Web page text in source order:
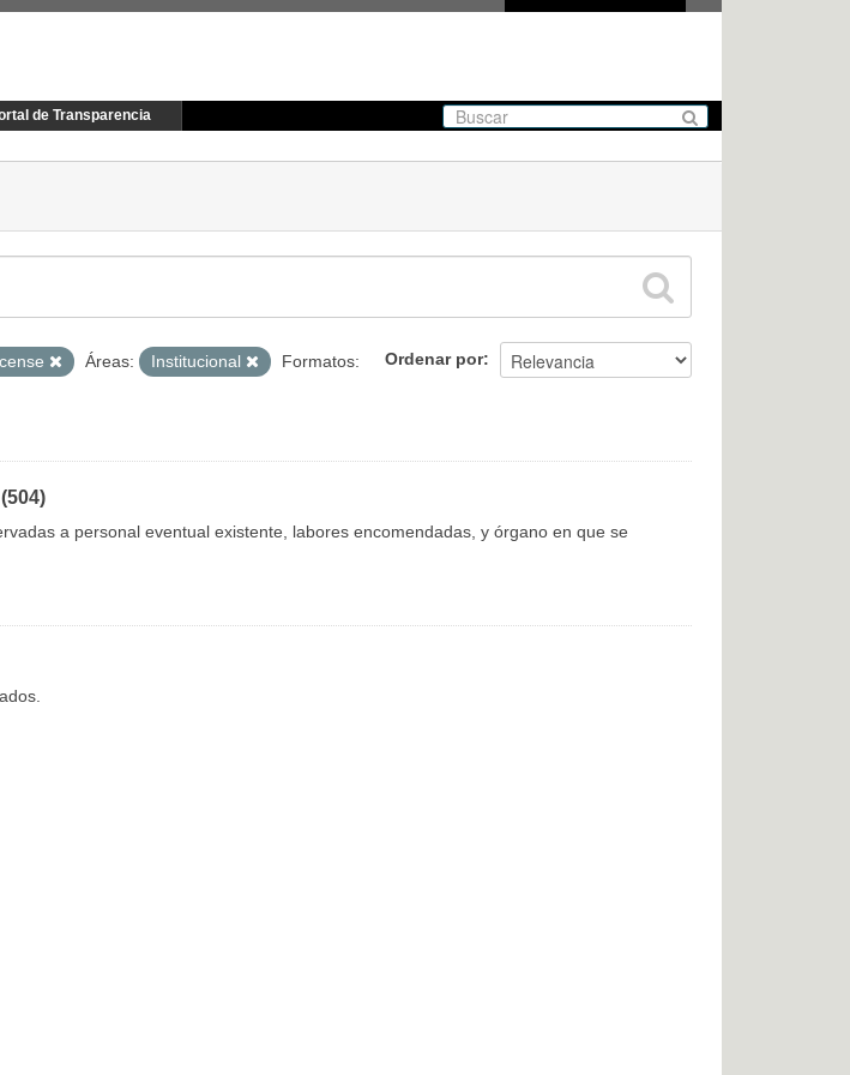
de Transparencia
Ordenar por
Áreas: Institucional
Formatos:
(504)
a personal eventual existente, labores encomendadas, y órgano en que se